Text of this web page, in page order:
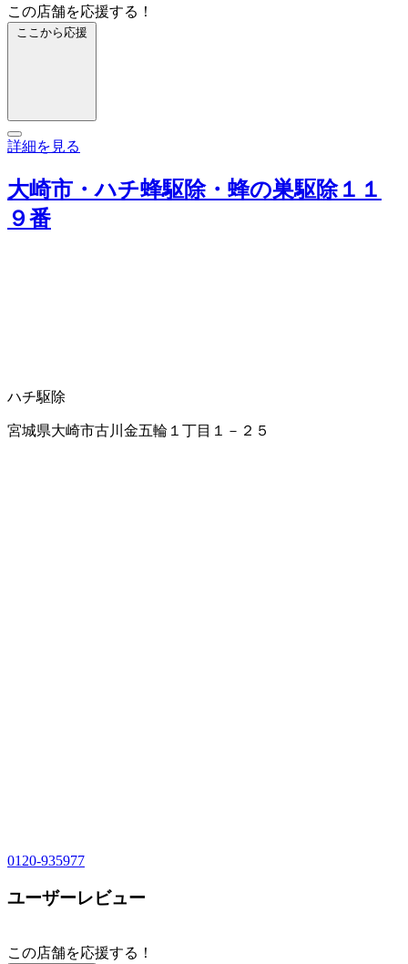
この店舗を応援する！
ここから応援
詳細を見る
大崎市・ハチ蜂駆除・蜂の巣駆除１１
９番
ハチ駆除
宮城県大崎市古川金五輪１丁目１－２５
0120-935977
ユーザーレビュー
この店舗を応援する！